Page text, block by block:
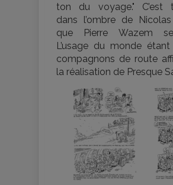
ton du voyage." C’est
dans l’ombre de
que Pierre Wazem
L’usage du monde étant
compagnons de route
la réalisation de Presque